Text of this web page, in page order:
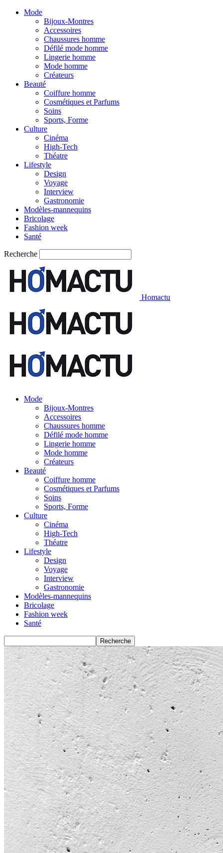
Mode
Bijoux-Montres
Accessoires
Chaussures homme
Défilé mode homme
Lingerie homme
Mode homme
Créateurs
Beauté
Coiffure homme
Cosmétiques et Parfums
Soins
Sports, Forme
Culture
Cinéma
High-Tech
Théatre
Lifestyle
Design
Voyage
Interview
Gastronomie
Modèles-mannequins
Bricolage
Fashion week
Santé
Recherche
Homactu
Mode
Bijoux-Montres
Accessoires
Chaussures homme
Défilé mode homme
Lingerie homme
Mode homme
Créateurs
Beauté
Coiffure homme
Cosmétiques et Parfums
Soins
Sports, Forme
Culture
Cinéma
High-Tech
Théatre
Lifestyle
Design
Voyage
Interview
Gastronomie
Modèles-mannequins
Bricolage
Fashion week
Santé